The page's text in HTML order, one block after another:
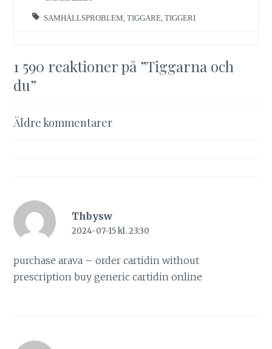
SAMHÄLLSPROBLEM ,TIGGARE ,TIGGERI
1 590 reaktioner på ”Tiggarna och
du”
Kommentarsnavigering
Äldre kommentarer
Thbysw
2024-07-15 kl. 23:30
purchase arava –order cartidin without
prescription buy generic cartidin online